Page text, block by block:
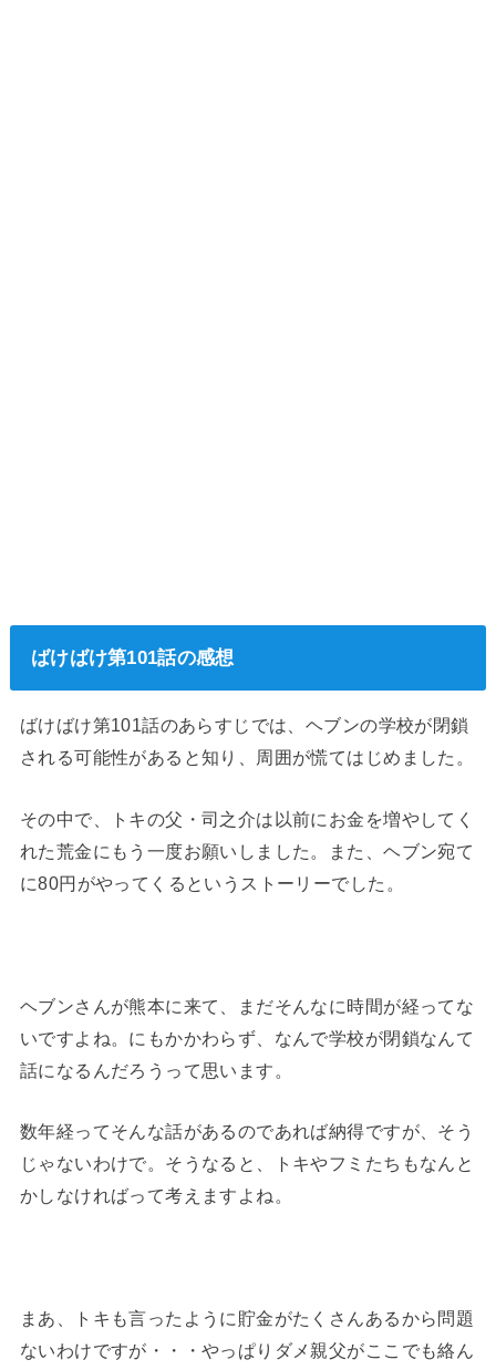
ばけばけ第101話の感想
ばけばけ第101話のあらすじでは、ヘブンの学校が閉鎖
される可能性があると知り、周囲が慌てはじめました。
その中で、トキの父・司之介は以前にお金を増やしてく
れた荒金にもう一度お願いしました。また、ヘブン宛て
に80円がやってくるというストーリーでした。
ヘブンさんが熊本に来て、まだそんなに時間が経ってな
いですよね。にもかかわらず、なんで学校が閉鎖なんて
話になるんだろうって思います。
数年経ってそんな話があるのであれば納得ですが、そう
じゃないわけで。そうなると、トキやフミたちもなんと
かしなければって考えますよね。
まあ、トキも言ったように貯金がたくさんあるから問題
ないわけですが・・・やっぱりダメ親父がここでも絡ん